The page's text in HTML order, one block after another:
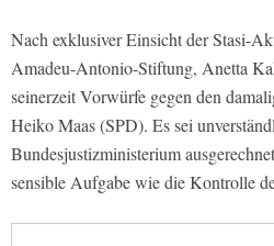
Nach exklusiver Einsicht der Stasi-
Amadeu-Antonio-Stiftung, Anetta
seinerzeit Vorwürfe gegen den
Heiko Maas (SPD). Es sei
Bundesjustizministerium
sensible Aufgabe wie die Kontrolle